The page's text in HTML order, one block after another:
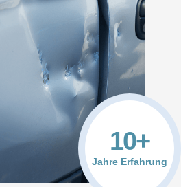
Jahre Erfahrung
10+